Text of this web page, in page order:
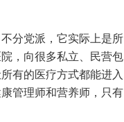
分党派，它实际上是所
，向很多私立、民营包
有的医疗方式都能进入
管理师和营养师，只有